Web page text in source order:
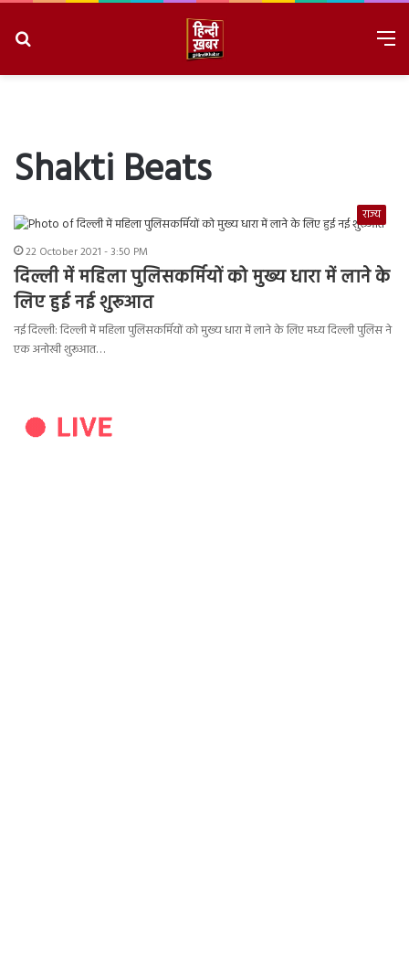
Shakti Beats
राज्य
22 October 2021 - 3:50 PM
दिल्ली में महिला पुलिसकर्मियों को मुख्य धारा में लाने के
लिए हुई नई शुरूआत
नई दिल्ली: दिल्ली में महिला पुलिसकर्मियों को मुख्य धारा में लाने के लिए मध्य दिल्ली पुलिस ने
एक अनोखी शुरूआत…